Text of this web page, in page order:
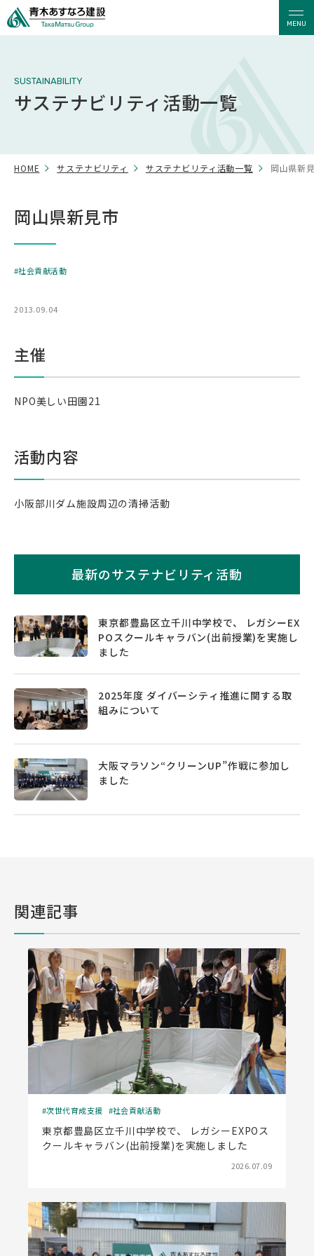
MENU
SUSTAINABILITY
サステナビリティ活動一覧
HOME サステナビリティ サステナビリティ活動一覧 岡山県新
岡山県新見市
社会貢献活動
2013.09.04
主催
NPO美しい田園21
活動内容
小阪部川ダム施設周辺の清掃活動
最新のサステナビリティ活動
東京都豊島区立千川中学校で、 レガシーEX
POスクールキャラバン(出前授業)を実施し
ました
2025年度 ダイバーシティ推進に関する取
組みについて
大阪マラソン“クリーンUP”作戦に参加し
ました
関連記事
次世代育成支援 社会貢献活動
東京都豊島区立千川中学校で、 レガシーEXPOス
クールキャラバン(出前授業)を実施しました
2026.07.09